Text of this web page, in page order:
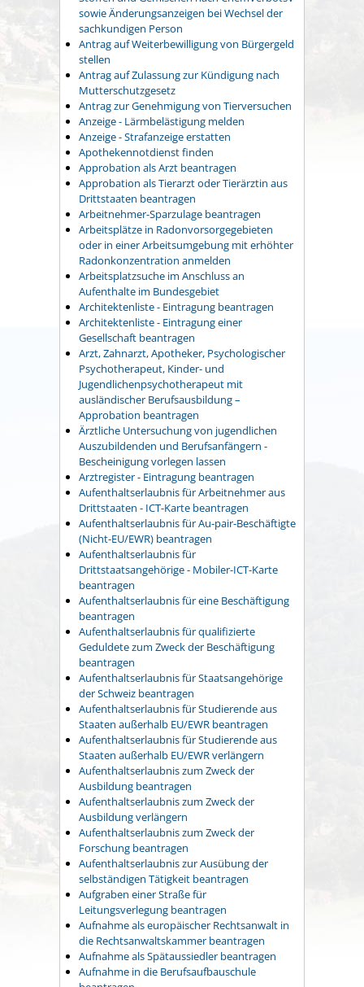
sowie Änderungsanzeigen bei Wechsel der
sachkundigen Person
Antrag auf Weiterbewilligung von Bürgergeld
stellen
Antrag auf Zulassung zur Kündigung nach
Mutterschutzgesetz
Antrag zur Genehmigung von Tierversuchen
Anzeige - Lärmbelästigung melden
Anzeige - Strafanzeige erstatten
Apothekennotdienst finden
Approbation als Arzt beantragen
Approbation als Tierarzt oder Tierärztin aus
Drittstaaten beantragen
Arbeitnehmer-Sparzulage beantragen
Arbeitsplätze in Radonvorsorgegebieten
oder in einer Arbeitsumgebung mit erhöhter
Radonkonzentration anmelden
Arbeitsplatzsuche im Anschluss an
Aufenthalte im Bundesgebiet
Architektenliste - Eintragung beantragen
Architektenliste - Eintragung einer
Gesellschaft beantragen
Arzt, Zahnarzt, Apotheker, Psychologischer
Psychotherapeut, Kinder- und
Jugendlichenpsychotherapeut mit
ausländischer Berufsausbildung –
Approbation beantragen
Ärztliche Untersuchung von jugendlichen
Auszubildenden und Berufsanfängern -
Bescheinigung vorlegen lassen
Arztregister - Eintragung beantragen
Aufenthaltserlaubnis für Arbeitnehmer aus
Drittstaaten - ICT-Karte beantragen
Aufenthaltserlaubnis für Au-pair-Beschäftigte
(Nicht-EU/EWR) beantragen
Aufenthaltserlaubnis für
Drittstaatsangehörige - Mobiler-ICT-Karte
beantragen
Aufenthaltserlaubnis für eine Beschäftigung
beantragen
Aufenthaltserlaubnis für qualifizierte
Geduldete zum Zweck der Beschäftigung
beantragen
Aufenthaltserlaubnis für Staatsangehörige
der Schweiz beantragen
Aufenthaltserlaubnis für Studierende aus
Staaten außerhalb EU/EWR beantragen
Aufenthaltserlaubnis für Studierende aus
Staaten außerhalb EU/EWR verlängern
Aufenthaltserlaubnis zum Zweck der
Ausbildung beantragen
Aufenthaltserlaubnis zum Zweck der
Ausbildung verlängern
Aufenthaltserlaubnis zum Zweck der
Forschung beantragen
Aufenthaltserlaubnis zur Ausübung der
selbständigen Tätigkeit beantragen
Aufgraben einer Straße für
Leitungsverlegung beantragen
Aufnahme als europäischer Rechtsanwalt in
die Rechtsanwaltskammer beantragen
Aufnahme als Spätaussiedler beantragen
Aufnahme in die Berufsaufbauschule